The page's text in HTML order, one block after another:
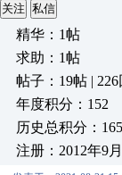
关注 私信
精华：1帖
求助：1帖
帖子：19帖 | 226
年度积分：152
历史总积分：
注册：2012年9